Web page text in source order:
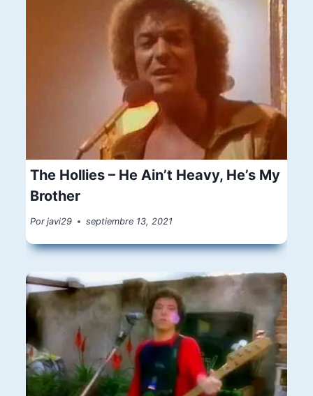
The Hollies – He Ain’t Heavy, He’s My
Brother
Por javi29 septiembre 13, 2021